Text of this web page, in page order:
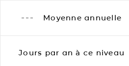
Moyenne annuelle
Jours par an à ce niveau